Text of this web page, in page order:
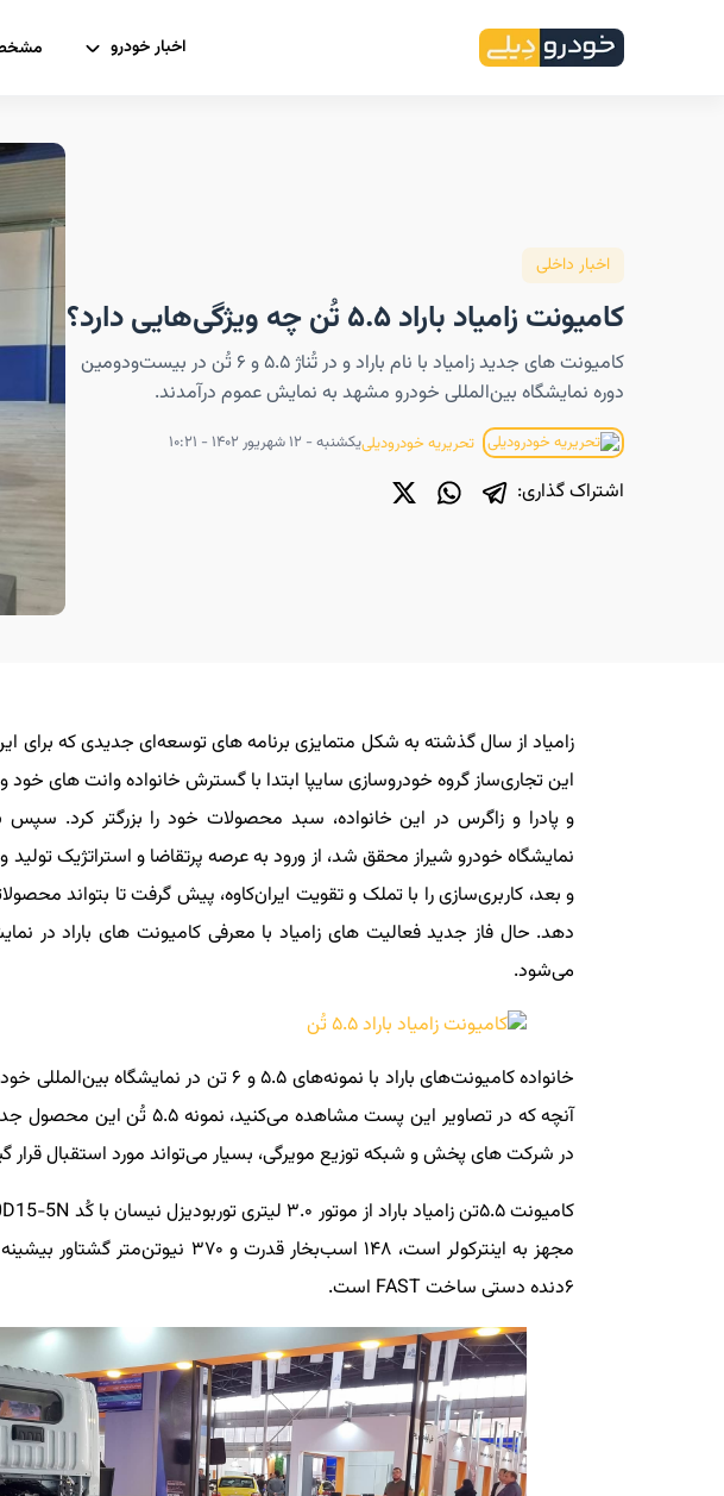
اخبار خودرو
اخبار داخلی
کامیونت زامیاد باراد ۵.۵ تُن چه ویژگی‌هایی دارد؟
کامیونت های جدید زامیاد با نام باراد و در تُناژ ۵.۵ و ۶ تُن در بیست‌ودومین
دوره نمایشگاه بین‌المللی خودرو مشهد به نمایش عموم درآمدند.
تحریریه خودرودیلییکشنبه - ۱۲ شهریور ۱۴۰۲ - ۱۰:۲۱
اشتراک گذاری:
زامیاد از سال گذشته به شکل متمایزی برنامه های توسعه‌ای جدیدی که
این تجاری‌ساز گروه خودروسازی سایپا ابتدا با گسترش خانواده وانت های
و پادرا و زاگرس در این خانواده، سبد محصولات خود را بزرگتر کرد. سپس
نمایشگاه خودرو شیراز محقق شد، از ورود به عرصه پرتقاضا و استراتژیک
و بعد، کاربری‌سازی را با تملک و تقویت ایران‌کاوه، پیش گرفت تا بتواند
دهد. حال فاز جدید فعالیت های زامیاد با معرفی کامیونت های باراد در
می‌شود.
خانواده کامیونت‌های باراد با نمونه‌های ۵.۵ و ۶
آنچه که در تصاویر این پست مشاهده
در شرکت های پخش و شبکه توزیع مویرگی، بسیار می‌تواند مورد استقبال قرار
مجهز به اینترکولر است، ۱۴۸ اسب‌بخار
۶دنده دستی ساخت FAST است.